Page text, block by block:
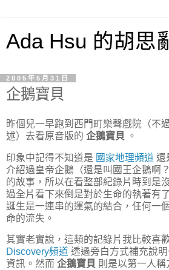
Ada Hsu 的胡思
2005年5月31日
企鵝寶貝
昨個兒一早跑到西門町樂聲戲院（不
述）去看原音版的 企鵝寶貝 。
印象中記得不知道是 國家地理頻道 還
介紹過皇帝企鵝（還是叫國王企鵝啊
的故事，所以在看整部紀錄片時到是
過全片看下來倒是對於生命的執著有
誕生是一連串的運氣的結合，任何一
命的流失。
其實老實說，這類的記錄片我比較喜
Discovery頻道 透過旁白方式補充說
資訊。然而 企鵝寶貝 則是以第一人